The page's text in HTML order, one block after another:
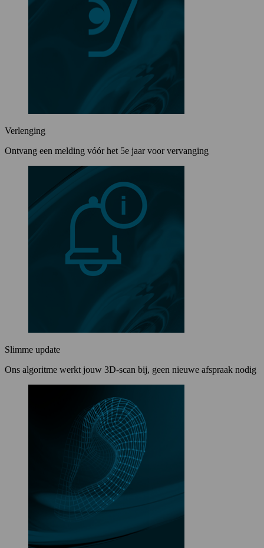
Verlenging
Ontvang een melding vóór het 5e jaar voor vervanging
Slimme update
Ons algoritme werkt jouw 3D-scan bij, geen nieuwe afspraak nodig